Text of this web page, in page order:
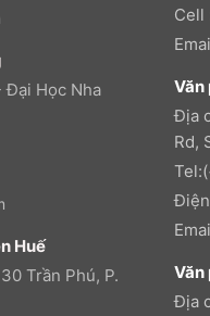
Học Nha
Huế
Trần Phú, P.
Cell
Văn
Địa
Rd,
Văn
Địa